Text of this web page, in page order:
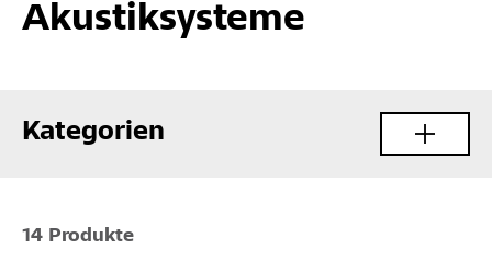
Akustiksysteme
Kategorien
14 Produkte